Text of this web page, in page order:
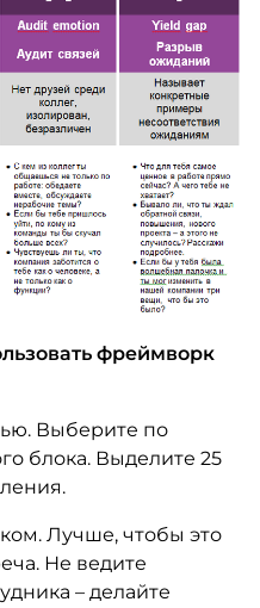
фреймворк
Выберите по
блока. Выделите 25
Лучше, чтобы это
Не ведите
– делайте